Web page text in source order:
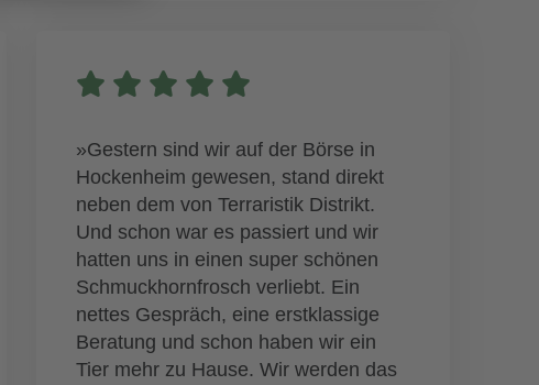
»Gestern sind wir auf der Börse in
Hockenheim gewesen, stand direkt
neben dem von Terraristik Distrikt.
Und schon war es passiert und wir
hatten uns in einen super schönen
Schmuckhornfrosch verliebt. Ein
nettes Gespräch, eine erstklassige
Beratung und schon haben wir ein
Tier mehr zu Hause. Wir werden das